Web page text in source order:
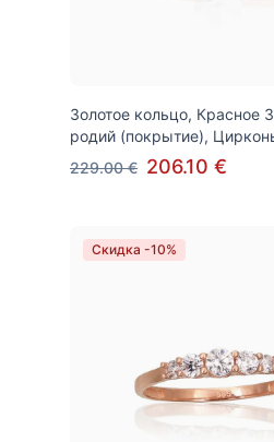
Золотое кольцо, Красное
родий (покрытие),
229.00 € 206.10 €
Скидка -10%